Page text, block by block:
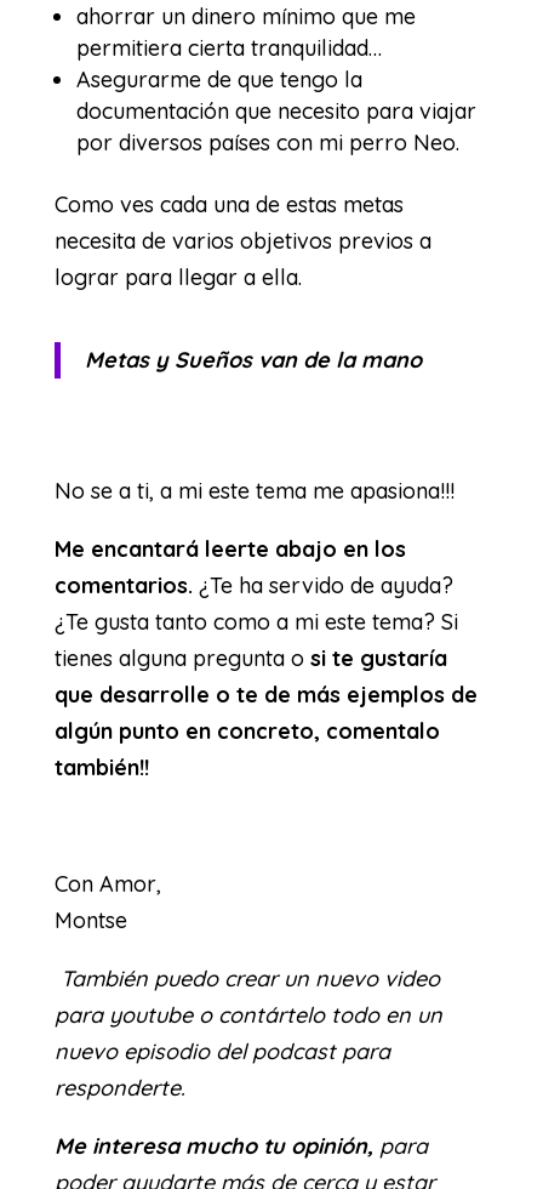
ahorrar un dinero mínimo que me
permitiera cierta tranquilidad…
Asegurarme de que tengo la
documentación que necesito para viajar
por diversos países con mi perro Neo.
Como ves cada una de estas metas
necesita de varios objetivos previos a
lograr para llegar a ella.
Metas y Sueños van de la mano
No se a ti, a mi este tema me apasiona!!!
Me encantará leerte abajo en los
comentarios. ¿Te ha servido de ayuda?
¿Te gusta tanto como a mi este tema? Si
tienes alguna pregunta o si te gustaría
que desarrolle o te de más ejemplos de
algún punto en concreto, comentalo
también!!
Con Amor,
Montse
También puedo crear un nuevo video
para youtube o contártelo todo en un
nuevo episodio del podcast para
responderte.
Me interesa mucho tu opinión, para
poder ayudarte más de cerca y estar